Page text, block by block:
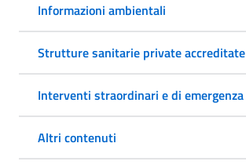
Informazioni ambientali
Strutture sanitarie private accreditate
Interventi straordinari e di emergenza
Altri contenuti